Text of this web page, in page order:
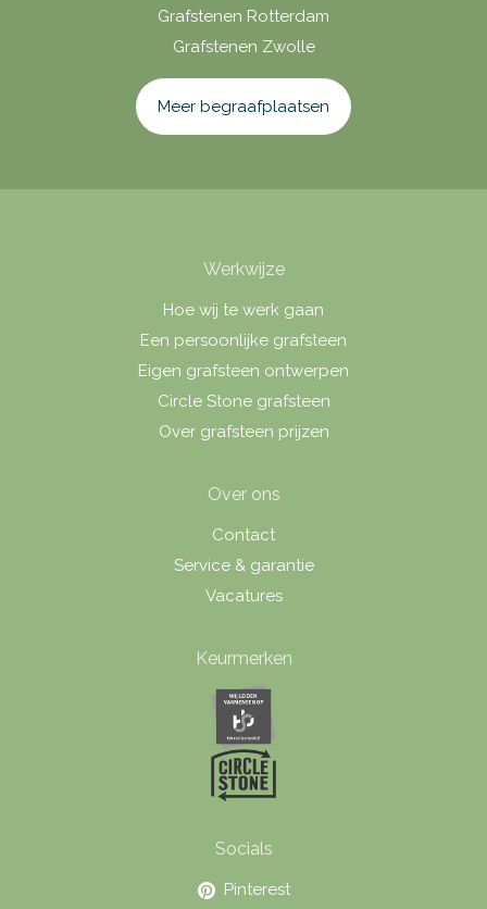
Grafstenen Rotterdam
Grafstenen Zwolle
Meer begraafplaatsen
Werkwijze
Hoe wij te werk gaan
Een persoonlijke grafsteen
Eigen grafsteen ontwerpen
Circle Stone grafsteen
Over grafsteen prijzen
Over ons
Contact
Service & garantie
Vacatures
Keurmerken
Socials
Pinterest